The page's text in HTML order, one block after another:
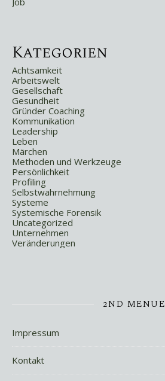
Kategorien
Achtsamkeit
Arbeitswelt
Gesellschaft
Gesundheit
Gründer Coaching
Kommunikation
Leadership
Leben
Märchen
Methoden und Werkzeuge
Persönlichkeit
Profiling
Selbstwahrnehmung
Systeme
Systemische Forensik
Uncategorized
Unternehmen
Veränderungen
2ND MENUE
Impressum
Kontakt